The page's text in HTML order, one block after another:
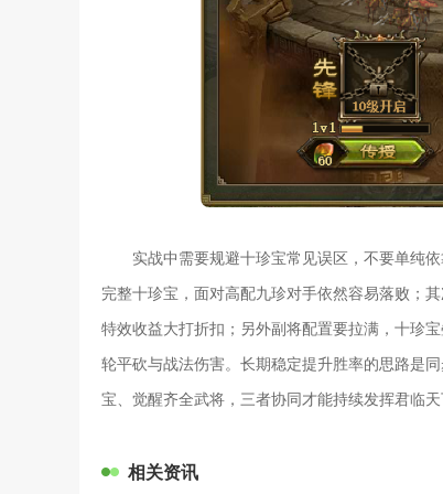
实战中需要规避十珍宝常见误区，不要单纯
完整十珍宝，面对高配九珍对手依然容易落败；
特效收益大打折扣；另外副将配置要拉满，十珍
轮平砍与战法伤害。长期稳定提升胜率的思路是
宝、觉醒齐全武将，三者协同才能持续发挥君临
相关资讯